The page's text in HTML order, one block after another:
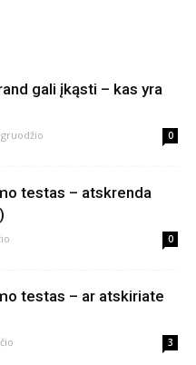
gali įkąsti – kas yra
gruodžio 0
testas – atskrenda
0
testas – ar atskiriate
3